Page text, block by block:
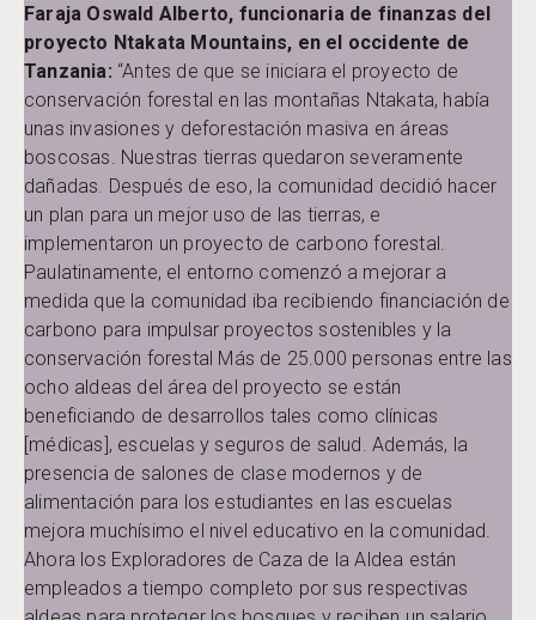
Faraja Oswald Alberto, funcionaria de finanzas del
proyecto Ntakata Mountains, en el occidente de
Tanzania: “Antes de que se iniciara el proyecto de
conservación forestal en las montañas Ntakata, había
unas invasiones y deforestación masiva en áreas
boscosas. Nuestras tierras quedaron severamente
dañadas. Después de eso, la comunidad decidió hacer
un plan para un mejor uso de las tierras, e
implementaron un proyecto de carbono forestal.
Paulatinamente, el entorno comenzó a mejorar a
medida que la comunidad iba recibiendo financiación de
carbono para impulsar proyectos sostenibles y la
conservación forestal Más de 25.000 personas entre las
ocho aldeas del área del proyecto se están
beneficiando de desarrollos tales como clínicas
[médicas], escuelas y seguros de salud. Además, la
presencia de salones de clase modernos y de
alimentación para los estudiantes en las escuelas
mejora muchísimo el nivel educativo en la comunidad.
Ahora los Exploradores de Caza de la Aldea están
empleados a tiempo completo por sus respectivas